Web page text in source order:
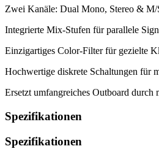
Zwei Kanäle: Dual Mono, Stereo &
Integrierte Mix-Stufen für parallele
Einzigartiges Color-Filter für gezielte
Hochwertige diskrete Schaltungen für
Ersetzt umfangreiches Outboard
Spezifikationen
Spezifikationen